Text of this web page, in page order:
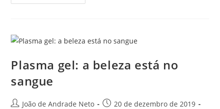
Plasma gel: a beleza está no
sangue
João de Andrade Neto
20 de dezembro de 2019